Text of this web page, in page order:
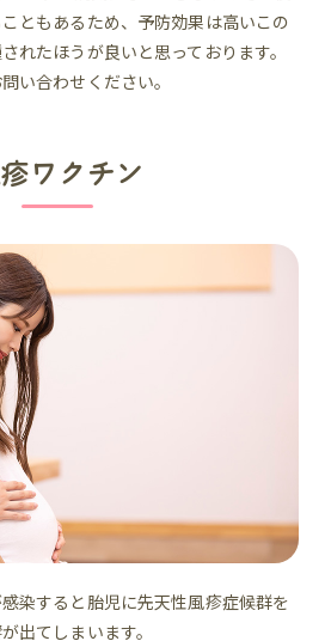
ともあるため、予防効果は高いこの
れたほうが良いと思っております。
い合わせください。
ワクチン
染すると胎児に先天性風疹症候群を
出てしまいます。